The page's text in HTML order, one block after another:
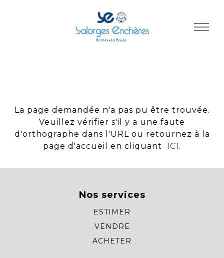
La page demandée n'a pas pu être trouvée.
Veuillez vérifier s'il y a une faute
d'orthographe dans l'URL ou retournez à la
page d'accueil en cliquant
ICI .
Nos services
ESTIMER
VENDRE
ACHETER